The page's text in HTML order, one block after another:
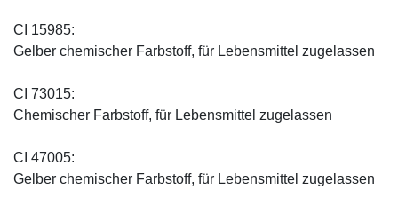
CI 15985:
Gelber chemischer Farbstoff, für Lebensmittel zugelassen
CI 73015:
Chemischer Farbstoff, für Lebensmittel zugelassen
CI 47005:
Gelber chemischer Farbstoff, für Lebensmittel zugelassen